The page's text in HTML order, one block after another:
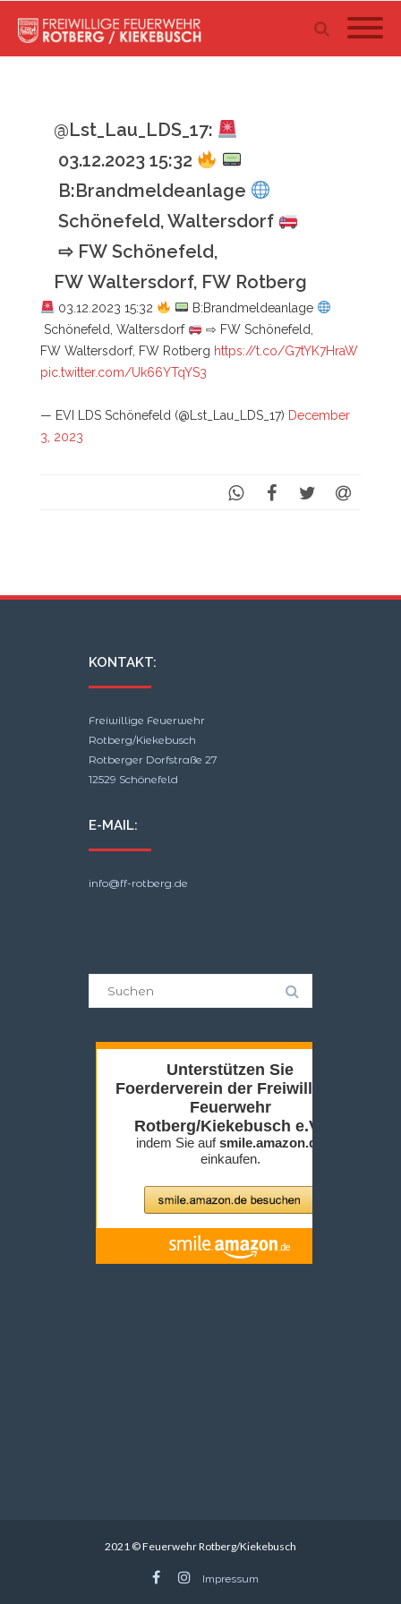
@Lst_Lau_LDS_17:
03.12.2023 15:32
B:Brandmeldeanlage
Schönefeld, Waltersdorf
⇨ FW Schönefeld,
FW Waltersdorf, FW Rotberg
03.12.2023 15:32
B:Brandmeldeanlage
Schönefeld, Waltersdorf
⇨ FW Schönefeld,
FW Waltersdorf, FW Rotberg https://t.co/G7tYK7HraW
pic.twitter.com/Uk66YTqYS3
— EVI LDS Schönefeld (@Lst_Lau_LDS_17) December
3, 2023
KONTAKT:
Freiwillige Feuerwehr
Rotberg/Kiekebusch
Rotberger Dorfstraße 27
12529 Schönefeld
E-MAIL:
info@ff-rotberg.de
2021 © Feuerwehr Rotberg/Kiekebusch
Impressum